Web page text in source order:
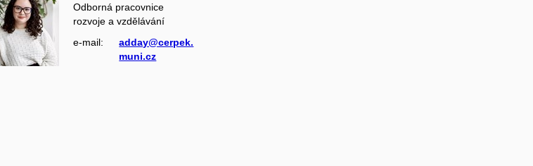
Odborná pracovnice
rozvoje a vzdělávání
e‑mail:
adday@cerpek.
muni.cz